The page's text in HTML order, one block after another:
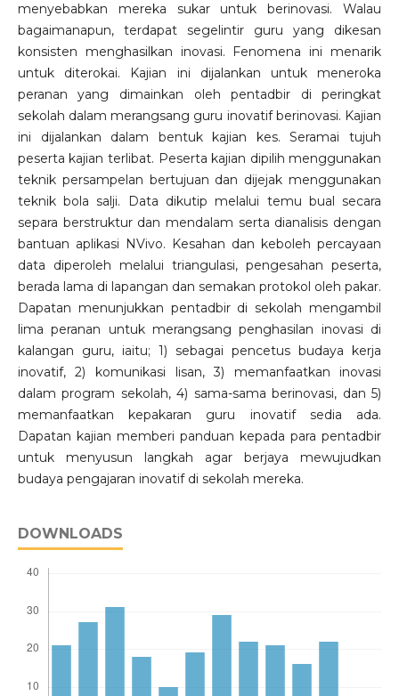
menyebabkan mereka sukar untuk berinovasi. Walau
bagaimanapun, terdapat segelintir guru yang dikesan
konsisten menghasilkan inovasi. Fenomena ini menarik
untuk diterokai. Kajian ini dijalankan untuk meneroka
peranan yang dimainkan oleh pentadbir di peringkat
sekolah dalam merangsang guru inovatif berinovasi. Kajian
ini dijalankan dalam bentuk kajian kes. Seramai tujuh
peserta kajian terlibat. Peserta kajian dipilih menggunakan
teknik persampelan bertujuan dan dijejak menggunakan
teknik bola salji. Data dikutip melalui temu bual secara
separa berstruktur dan mendalam serta dianalisis dengan
bantuan aplikasi NVivo. Kesahan dan keboleh percayaan
data diperoleh melalui triangulasi, pengesahan peserta,
berada lama di lapangan dan semakan protokol oleh pakar.
Dapatan menunjukkan pentadbir di sekolah mengambil
lima peranan untuk merangsang penghasilan inovasi di
kalangan guru, iaitu; 1) sebagai pencetus budaya kerja
inovatif, 2) komunikasi lisan, 3) memanfaatkan inovasi
dalam program sekolah, 4) sama-sama berinovasi, dan 5)
memanfaatkan kepakaran guru inovatif sedia ada.
Dapatan kajian memberi panduan kepada para pentadbir
untuk menyusun langkah agar berjaya mewujudkan
budaya pengajaran inovatif di sekolah mereka.
DOWNLOADS